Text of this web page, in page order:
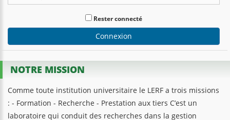
Rester connecté
Connexion
NOTRE MISSION
Comme toute institution universitaire le LERF a trois missions
: - Formation - Recherche - Prestation aux tiers C’est un
laboratoire qui conduit des recherches dans la gestion